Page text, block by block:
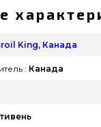
King, Канада
грн. в
Наберите прямо
номер (044)
King, Канада
: Канада